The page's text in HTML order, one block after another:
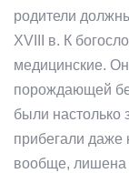
родители
XVIII в. К
медицинские.
порождающей
были настолько
прибегали даже
вообще, лишена